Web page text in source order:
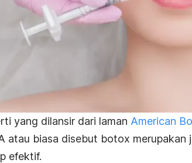
yang dilansir dari laman American
atau biasa disebut botox merupakan
efektif.